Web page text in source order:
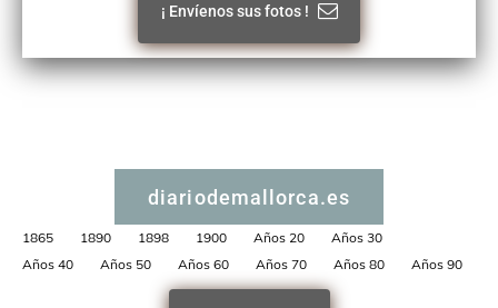
¡ Envíenos sus fotos !
diariodemallorca.es
1865 1890 1898 1900 Años 20
Años 30
Años 40
Años 50 Años 60 Años 70 Años 80 Años 90